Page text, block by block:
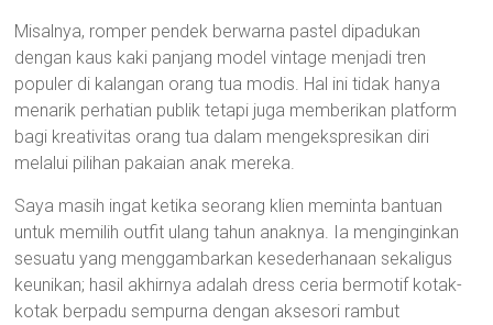
Misalnya, romper pendek berwarna pastel dipadukan
dengan kaus kaki panjang model vintage menjadi tren
populer di kalangan orang tua modis. Hal ini tidak hanya
menarik perhatian publik tetapi juga memberikan platform
bagi kreativitas orang tua dalam mengekspresikan diri
melalui pilihan pakaian anak mereka.
Saya masih ingat ketika seorang klien meminta bantuan
untuk memilih outfit ulang tahun anaknya. Ia menginginkan
sesuatu yang menggambarkan kesederhanaan sekaligus
keunikan; hasil akhirnya adalah dress ceria bermotif kotak-
kotak berpadu sempurna dengan aksesori rambut